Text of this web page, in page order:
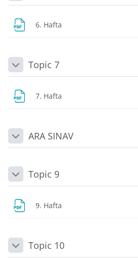
6. Hafta
DaraltTopic 7
7. Hafta
DaraltARA SINAV
DaraltTopic 9
9. Hafta
DaraltTopic 10